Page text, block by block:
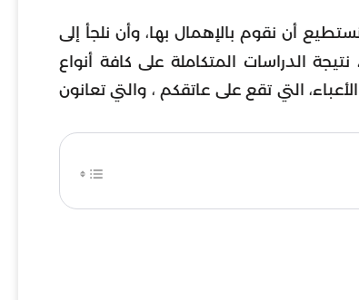
أن نقوم بالإهمال بها، وأن نلجأ إلى
الدراسات المتكاملة على كافة أنواع
التي تقع على عاتقكم ، والتي تعانون